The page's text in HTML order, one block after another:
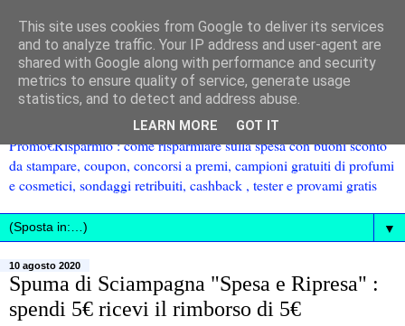
Promo€Risparmio : come risparmiare sulla spesa con buoni sconto
da stampare, coupon, concorsi a premi, campioni gratuiti di profumi
e cosmetici, sondaggi retribuiti, cashback , tester e provami gratis
▼
10 agosto 2020
Spuma di Sciampagna "Spesa e Ripresa" :
spendi 5€ ricevi il rimborso di 5€
This site uses cookies from Google to deliver its services
and to analyze traffic. Your IP address and user-agent are
shared with Google along with performance and security
metrics to ensure quality of service, generate usage
statistics, and to detect and address abuse.
LEARN MORE GOT IT